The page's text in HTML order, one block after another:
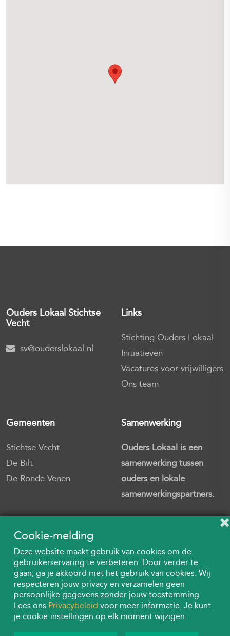
Ouders Lokaal Stichtse
Vecht
sv@ouderslokaal.nl
Links
Stichting Ouders Lokaal
Initiatieven
Vacatures voor vrijwilligers
Ons team
Gemeenten
Stichtse Vecht
De Bilt
De Ronde Venen
Samenwerking
Ouders Lokaal is een
samenwerking tussen
ouders en lokale
samenwerkingspartners.
© Copyright2026All rights reserved, Ouders Lokaal
Cookie-melding
Deze website maakt gebruik van cookies om de
gebruikerservaring te verbeteren. Door verder te
gaan, ga je akkoord met het gebruik van cookies. Wij
respecteren jouw privacy en verzamelen geen
persoonlijke gegevens zonder jouw toestemming.
Lees ons Privacybeleid voor meer informatie. Je kunt
je cookie-instellingen op elk moment wijzigen.